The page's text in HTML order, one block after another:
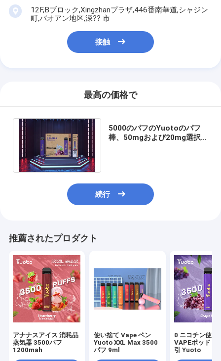
12F,Bブロック,Xingzhanプラザ,446番南華道,シャジン
町,バオアン地区,深?? 市
接触
最高の価格で
5000のパフのYuotoのパフ
棒、50mgおよび20mg選択
続行
推薦されたプロダクト
アナナスアイス 消耗品
蒸気器 3500パフ
1200mah
使い捨て Vape ペン
Yuoto XXL Max 3500
パフ 9ml
0 ニコチン使い
VAPEポッド
引 Yuoto